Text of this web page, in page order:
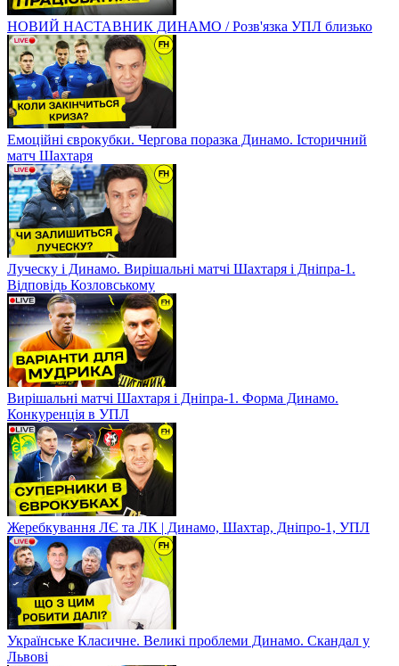
НОВИЙ НАСТАВНИК ДИНАМО / Розв'язка УПЛ близько
Емоційні єврокубки. Чергова поразка Динамо. Історичний
матч Шахтаря
Луческу і Динамо. Вирішальні матчі Шахтаря і Дніпра-1.
Відповідь Козловському
Вирішальні матчі Шахтаря і Дніпра-1. Форма Динамо.
Конкуренція в УПЛ
Жеребкування ЛЄ та ЛК | Динамо, Шахтар, Дніпро-1, УПЛ
Українське Класичне. Великі проблеми Динамо. Скандал у
Львові